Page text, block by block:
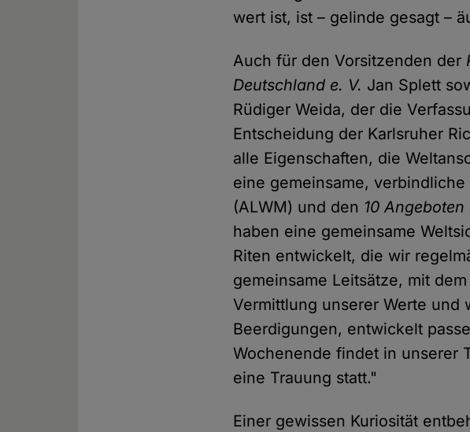
wert ist, ist – gelinde gesagt –
Auch für den Vorsitzenden der
Deutschland e. V. Jan Splett
Rüdiger Weida, der die
Entscheidung der Karlsruher
alle Eigenschaften, die
eine gemeinsame,
(ALWM) und den 10
haben eine gemeinsame
Riten entwickelt, die wir
gemeinsame Leitsätze, mit
Vermittlung unserer Werte
Beerdigungen, entwickelt
Wochenende findet in unserer
eine Trauung statt."
Einer gewissen Kuriosität